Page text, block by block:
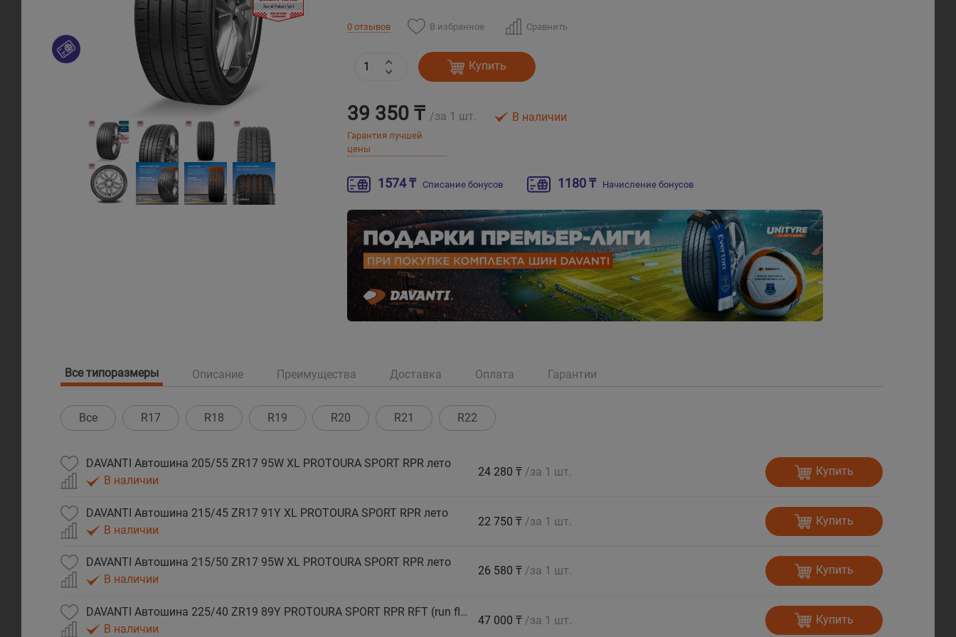
0 отзывов В избранное Сравнить
Купить
39 350 ₸ /за 1 шт.
Гарантия лучшей
цены
В наличии
1574 ₸ Списание бонусов 1180 ₸ Начисление бонусов
Все типоразмеры Описание Преимущества Доставка Оплата Гарантии
Все R17 R18 R19 R20 R21 R22
DAVANTI Автошина 205/55 ZR17 95W XL PROTOURA SPORT RPR лето
В наличии
24 280 ₸ /за 1 шт. Купить
DAVANTI Автошина 215/45 ZR17 91Y XL PROTOURA SPORT RPR лето
В наличии
22 750 ₸ /за 1 шт. Купить
DAVANTI Автошина 215/50 ZR17 95W XL PROTOURA SPORT RPR лето
В наличии
26 580 ₸ /за 1 шт. Купить
DAVANTI Автошина 225/40 ZR19 89Y PROTOURA SPORT RPR RFT (run flat) лето
В наличии
47 000 ₸ /за 1 шт. Купить